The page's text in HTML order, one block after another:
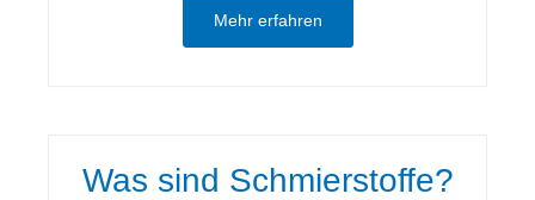
Mehr erfahren
Was sind Schmierstoffe?